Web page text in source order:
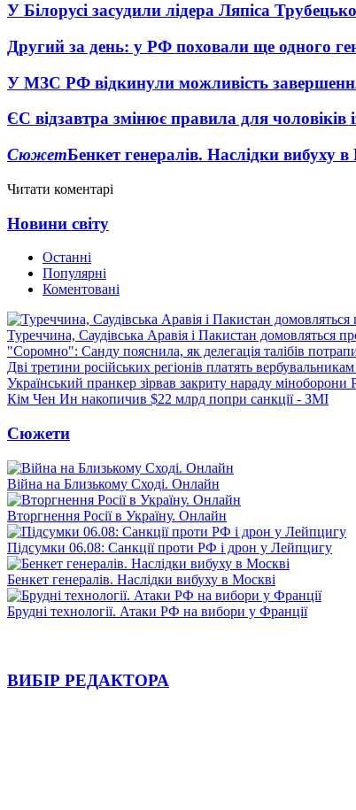
У Білорусі засудили лідера Ляпіса
Другий за день: у РФ поховали ще одного
У МЗС РФ відкинули можливість
ЄС відзавтра змінює правила для чоловіків
СюжетБенкет генералів. Наслідки вибуху в
Читати коментарі
Новини світу
Останні
Популярні
Коментовані
Туреччина, Саудівська Аравія і Пакистан домовляться
"Соромно": Санду пояснила, як делегація талібів
Дві третини російських регіонів платять
Український пранкер зірвав закриту нараду міноборони
Кім Чен Ин накопичив $22 млрд попри санкції - ЗМІ
Сюжети
Війна на Близькому Сході. Онлайн
Вторгнення Росії в Україну. Онлайн
Підсумки 06.08: Санкції проти РФ і дрон у Лейпцигу
Бенкет генералів. Наслідки вибуху в Москві
Брудні технології. Атаки РФ на вибори у Франції
ВИБІР РЕДАКТОРА